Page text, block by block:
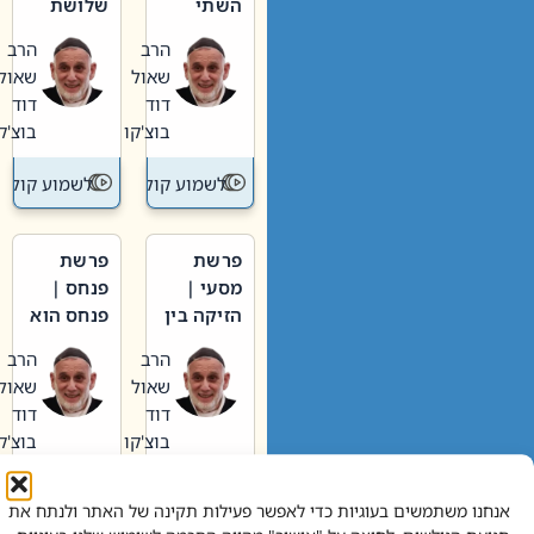
אנחנו משתמשים בעוגיות כדי לאפשר פעילות תקינה של האתר ולנתח את
וערב של
חיינו
הרב
שאול
דוד
בוצ'קו
לשמוע קול תורה – מדרש
האבות
הרב
שאול
דוד
בוצ'קו
לשמוע קול
פרשת
מסעי |
הזיקה בין
הגדול לעם הרב
שאול
דוד
בוצ'קו
לשמוע קול תורה – מדרש
פרשת
פנחס |
פנחס הוא
אליהו: בין
קנאות
הורסת
לקנאות
בונה
הרב
שאול
דוד
בוצ'קו
לשמוע קול